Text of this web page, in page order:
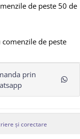
de peste 50 de
de peste
prin
și corectare